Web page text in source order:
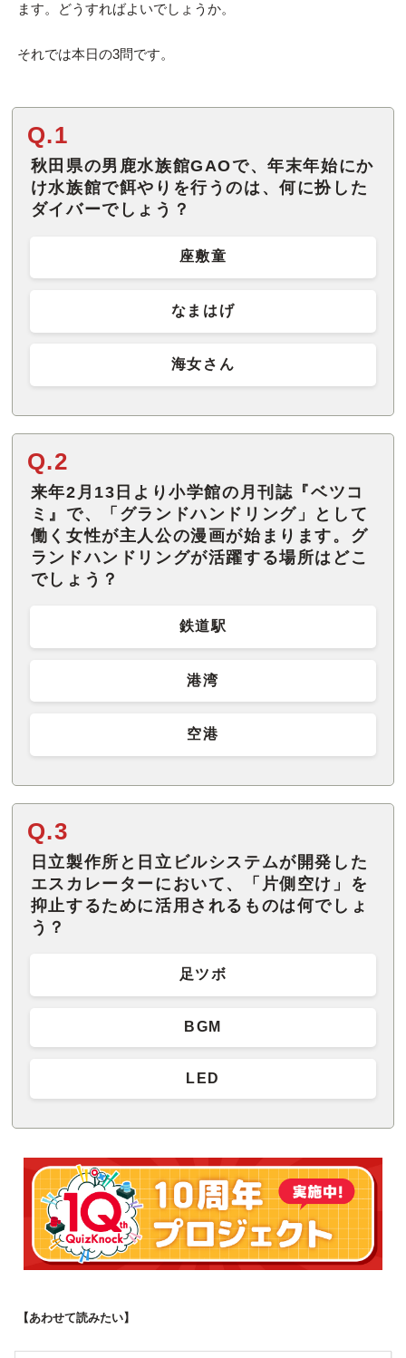
ます。どうすればよいでしょうか。
それでは本日の3問です。
Q.1
秋田県の男鹿水族館GAOで、年末年始にか
け水族館で餌やりを行うのは、何に扮した
ダイバーでしょう？
座敷童
なまはげ
海女さん
Q.2
来年2月13日より小学館の月刊誌『ベツコ
ミ』で、「グランドハンドリング」として
働く女性が主人公の漫画が始まります。グ
ランドハンドリングが活躍する場所はどこ
でしょう？
鉄道駅
港湾
空港
Q.3
日立製作所と日立ビルシステムが開発した
エスカレーターにおいて、「片側空け」を
抑止するために活用されるものは何でしょ
う？
足ツボ
BGM
LED
【あわせて読みたい】